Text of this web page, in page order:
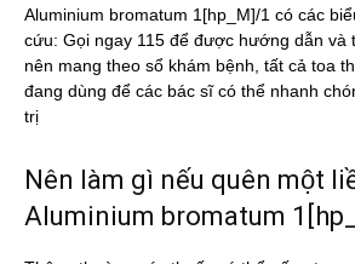
Aluminium bromatum 1[hp_M]/1 có các
cứu: Gọi ngay 115 để được hướng dẫn và
nên mang theo sổ khám bệnh, tất cả toa
đang dùng để các bác sĩ có thể nhanh
trị
Nên làm gì nếu quên một
Aluminium bromatum